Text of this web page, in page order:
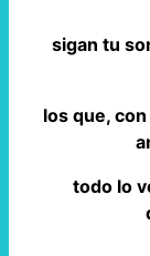
sigan tu
los que,
todo lo